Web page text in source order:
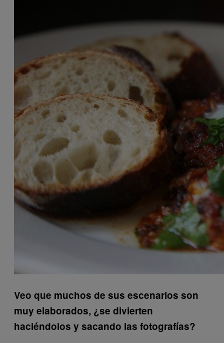
Veo que muchos de sus escenarios son
muy elaborados, ¿se divierten
haciéndolos y sacando las fotografías?